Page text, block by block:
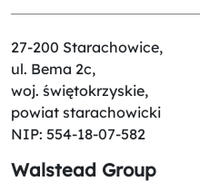
27-200 Starachowice,
ul. Bema 2c,
woj. świętokrzyskie,
powiat starachowicki
NIP: 554-18-07-582
Walstead Group